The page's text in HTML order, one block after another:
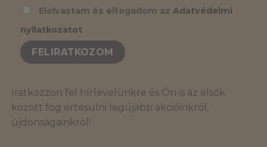
Elolvastam és elfogadom az Adatvédelmi
nyilatkozatot
Iratkozzon fel hírlevelünkre és Ön is az elsők
között fog értesülni legújabb akcióinkról,
újdonságainkról!